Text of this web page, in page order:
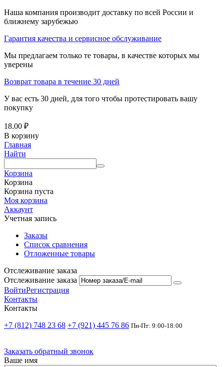
Наша компания производит доставку по всей России и
ближнему зарубежью
Гарантия качества и сервисное обслуживание
Мы предлагаем только те товары, в качестве которых мы
уверены
Возврат товара в течение 30 дней
У вас есть 30 дней, для того чтобы протестировать вашу
покупку
18.00 ₽
В корзину
Главная
Найти
Корзина
Корзина
Корзина пуста
Моя корзина
Аккаунт
Учетная запись
Заказы
Список сравнения
Отложенные товары
Отслеживание заказа
Отслеживание заказа
ВойтиРегистрация
Контакты
Контакты
+7 (812) 748 23 68 +7 (921) 445 76 86 Пн-Пт: 9:00-18:00
Заказать обратный звонок
Ваше имя